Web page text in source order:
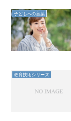
子どもへの言葉
教育技術シリーズ